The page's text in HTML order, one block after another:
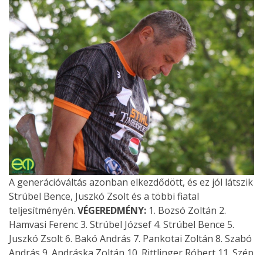
A generációváltás azonban elkezdődött, és ez jól látszik
Strúbel Bence, Juszkó Zsolt és a többi fiatal
teljesítményén. VÉGEREDMÉNY: 1. Bozsó Zoltán 2.
Hamvasi Ferenc 3. Strúbel József 4. Strúbel Bence 5.
Juszkó Zsolt 6. Bakó András 7. Pankotai Zoltán 8. Szabó